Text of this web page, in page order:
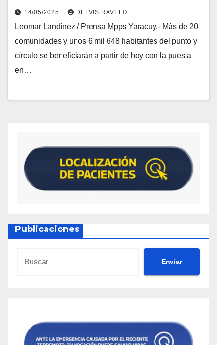
reinauguración del Consultorio Tipo III
14/05/2025 DELVIS RAVELO
Leomar Landinez / Prensa Mpps Yaracuy.- Más de 20
comunidades y unos 6 mil 648 habitantes del punto y
círculo se beneficiarán a partir de hoy con la puesta
en…
Publicaciones
Envíar